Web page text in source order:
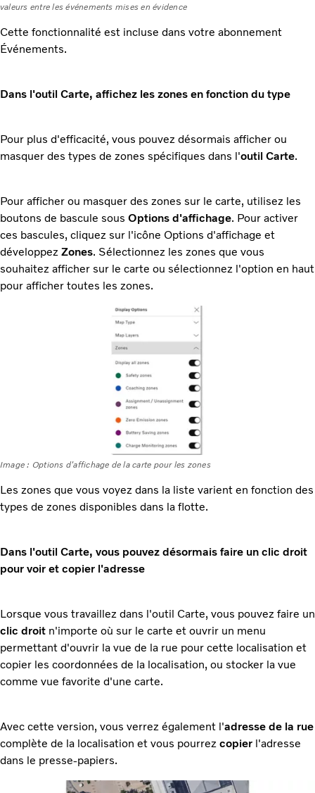
valeurs entre les événements mises en évidence
Cette fonctionnalité est incluse dans votre abonnement
Événements.
Dans l'outil Carte, affichez les zones en fonction du type
Pour plus d'efficacité, vous pouvez désormais afficher ou
masquer des types de zones spécifiques dans l'outil Carte.
Pour afficher ou masquer des zones sur le carte, utilisez les
boutons de bascule sous Options d'affichage. Pour activer
ces bascules, cliquez sur l'icône Options d'affichage et
développez Zones. Sélectionnez les zones que vous
souhaitez afficher sur le carte ou sélectionnez l'option en haut
pour afficher toutes les zones.
Image : Options d'affichage de la carte pour les zones
Les zones que vous voyez dans la liste varient en fonction des
types de zones disponibles dans la flotte.
Dans l'outil Carte, vous pouvez désormais faire un clic droit
pour voir et copier l'adresse
Lorsque vous travaillez dans l'outil Carte, vous pouvez faire un
clic droit n'importe où sur le carte et ouvrir un menu
permettant d'ouvrir la vue de la rue pour cette localisation et
copier les coordonnées de la localisation, ou stocker la vue
comme vue favorite d'une carte.
Avec cette version, vous verrez également l'adresse de la rue
complète de la localisation et vous pourrez copier l'adresse
dans le presse-papiers.